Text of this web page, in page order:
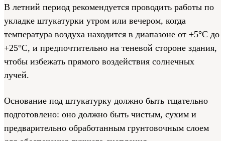
В летний период рекомендуется проводить работы по
укладке штукатурки утром или вечером, когда
температура воздуха находится в диапазоне от +5°C до
+25°C, и предпочтительно на теневой стороне здания,
чтобы избежать прямого воздействия солнечных
лучей.
Основание под штукатурку должно быть тщательно
подготовлено: оно должно быть чистым, сухим и
предварительно обработанным грунтовочным слоем